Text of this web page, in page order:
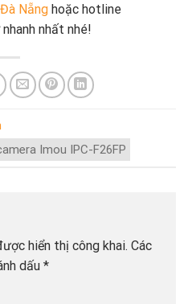
Nẵng hoặc hotline
nhất nhé!
Imou IPC-F26FP
hiển thị công khai. Các
dấu *